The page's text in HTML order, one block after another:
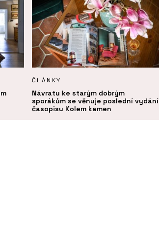
ČLÁNKY
Návratu ke starým dobrým
sporákům se věnuje poslední vydání
časopisu Kolem kamen